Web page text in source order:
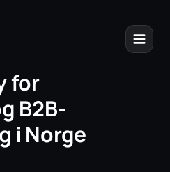
for
B2B-
i Norge